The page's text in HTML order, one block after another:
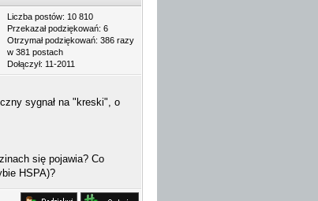
Liczba postów: 10 810
Przekazał podziękowań: 6
Otrzymał podziękowań: 386 razy
w 381 postach
Dołączył: 11-2011
sygnał na "kreski", o
się pojawia? Co
HSPA)?